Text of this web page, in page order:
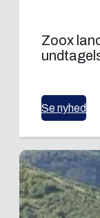
Zoox
Se nyhed